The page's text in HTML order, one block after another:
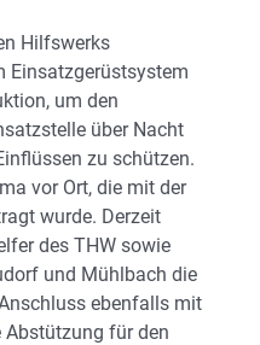
Hilfswerks
Einsatzgerüstsystem
um den
über Nacht
zu schützen.
vor Ort, die mit der
wurde. Derzeit
des THW sowie
und Mühlbach die
ebenfalls mit
für den